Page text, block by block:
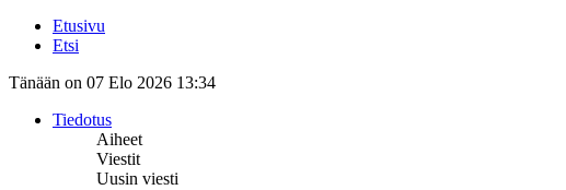
Etusivu
Etsi
Tänään on 07 Elo 2026 13:34
Tiedotus
Aiheet
Viestit
Uusin viesti